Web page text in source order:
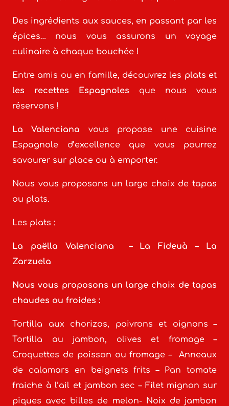
Des ingrédients aux sauces, en passant par les
épices… nous vous assurons un voyage
culinaire à chaque bouchée !
Entre amis ou en famille, découvrez les plats et
les recettes Espagnoles
que nous vous
réservons !
La Valenciana vous propose une cuisine
Espagnole d’excellence que vous pourrez
savourer sur place ou à emporter.
Nous vous proposons un large choix de tapas
ou plats.
Les plats :
La paëlla Valenciana – La Fideuà – La
Zarzuela
Nous vous proposons un large choix de tapas
chaudes ou froides :
Tortilla aux chorizos, poivrons et oignons –
Tortilla au jambon, olives et fromage –
Croquettes de poisson ou fromage – Anneaux
de calamars en beignets frits – Pan tomate
fraiche à l’ail et jambon sec – Filet mignon sur
piques avec billes de melon- Noix de jambon